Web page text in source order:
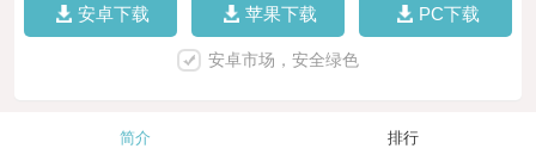
安卓下载 苹果下载 PC下载
安卓市场，安全绿色
简介 排行